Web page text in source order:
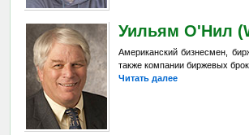
Уильям О'Нил
Американский бизнесмен,
также компании биржевых
Читать далее